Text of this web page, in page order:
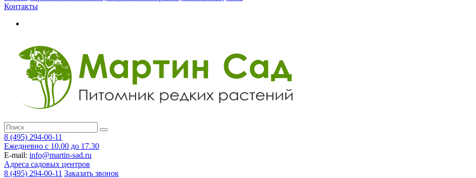
Контакты
8 (495) 294-00-11
Ежедневно с 10.00 до 17.30
E-mail: info@martin-sad.ru
Адреса садовых центров
8 (495) 294-00-11 Заказать звонок